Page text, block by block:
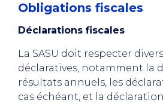
Obligations fiscales
Déclarations fiscales
La SASU doit respecter
déclaratives, notamment la
résultats annuels, les
cas échéant, et la